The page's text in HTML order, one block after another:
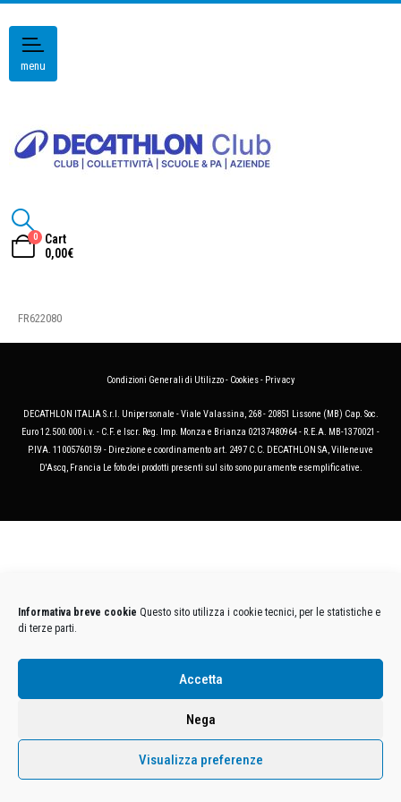
Informativa breve cookie Questo sito utilizza i cookie tecnici, per le statistiche e
di terze parti.
Accetta
Nega
Visualizza preferenze
menu
0
Cart
0,00€
FR622080
Condizioni Generali di Utilizzo- Cookies- Privacy
DECATHLON ITALIA S.r.l. Unipersonale - Viale Valassina, 268 - 20851 Lissone (MB) Cap. Soc.
Euro 12.500.000 i.v. - C.F. e Iscr. Reg. Imp. Monza e Brianza 02137480964 - R.E.A. MB-1370021 -
P.IVA. 11005760159 - Direzione e coordinamento art. 2497 C.C. DECATHLON SA, Villeneuve
D'Ascq, Francia Le foto dei prodotti presenti sul sito sono puramente esemplificative.